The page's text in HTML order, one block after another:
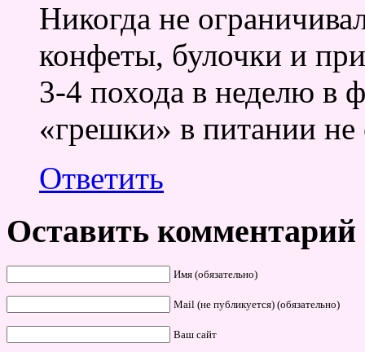
Никогда не
конфеты, булочки и
3-4 похода в неделю в
«грешки» в питании
Ответить
Оставить комментарий
Имя (обязательно)
Mail (не публикуется) (обязательно)
Ваш сайт